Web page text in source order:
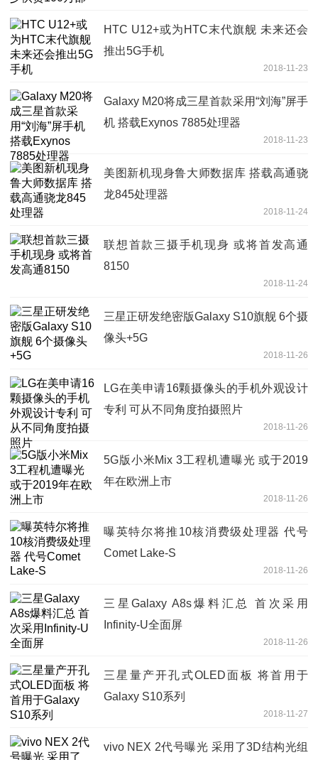
HTC U12+或为HTC末代旗舰 未来还会
推出5G手机
2018-11-23
Galaxy M20将成三星首款采用“刘海”屏手
机 搭载Exynos 7885处理器
2018-11-23
美图新机现身鲁大师数据库 搭载高通骁
龙845处理器
2018-11-24
联想首款三摄手机现身 或将首发高通
8150
2018-11-24
三星正研发绝密版Galaxy S10旗舰 6个摄
像头+5G
2018-11-26
LG在美申请16颗摄像头的手机外观设计
专利 可从不同角度拍摄照片
2018-11-26
5G版小米Mix 3工程机遭曝光 或于2019
年在欧洲上市
2018-11-26
曝英特尔将推10核消费级处理器 代号
Comet Lake-S
2018-11-26
三星Galaxy A8s爆料汇总 首次采用
Infinity-U全面屏
2018-11-26
三星量产开孔式OLED面板 将首用于
Galaxy S10系列
2018-11-27
vivo NEX 2代号曝光 采用了3D结构光组